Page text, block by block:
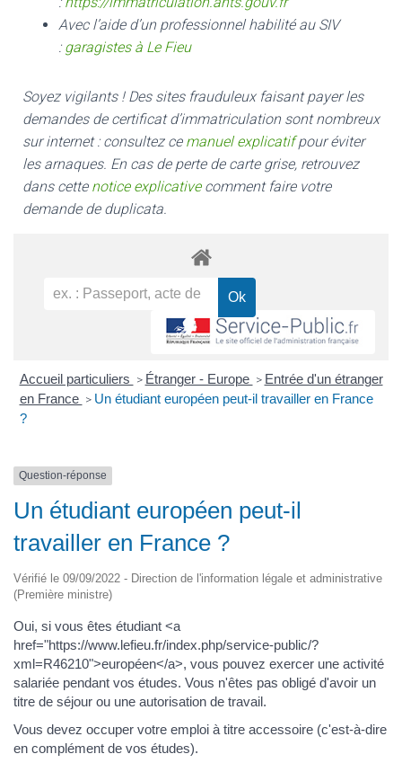
Avec l’aide d’un professionnel habilité au SIV
: garagistes à Le Fieu
Soyez vigilants ! Des sites frauduleux faisant payer les
demandes de certificat d’immatriculation sont nombreux
sur internet : consultez ce manuel explicatifpour éviter
les arnaques. En cas de perte de carte grise, retrouvez
dans cette notice explicativecomment faire votre
demande de duplicata.
Accueil particuliers > Étranger - Europe > Entrée d'un étranger
en France > Un étudiant européen peut-il travailler en France
?
Question-réponse
Un étudiant européen peut-il
travailler en France ?
Vérifié le 09/09/2022 - Direction de l'information légale et administrative
(Première ministre)
Oui, si vous êtes étudiant <a
href="https://www.lefieu.fr/index.php/service-public/?
xml=R46210">européen</a>, vous pouvez exercer une activité
salariée pendant vos études. Vous n'êtes pas obligé d'avoir un
titre de séjour ou une autorisation de travail.
Vous devez occuper votre emploi à titre accessoire (c'est-à-dire
en complément de vos études).